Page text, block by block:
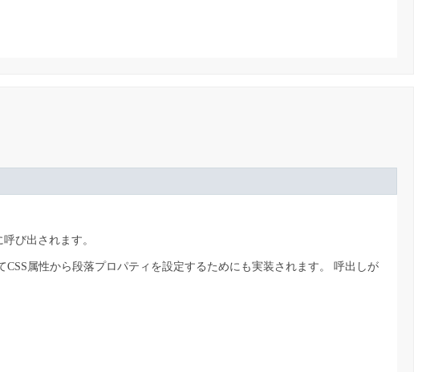
び出されます。
CSS属性から段落プロパティを設定するためにも実装されます。
呼出しが